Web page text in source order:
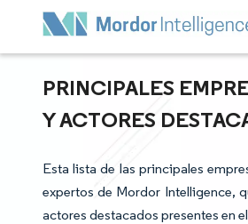
PRINCIPALES
Y ACTORES
Esta lista de las principales
expertos de Mordor Intelligence,
actores destacados presentes en el